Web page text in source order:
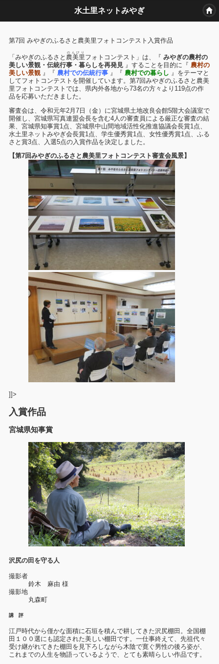
水土里ネットみやぎ
第7回 みやぎのふるさと農美里フォトコンテスト入賞作品
「みやぎのふるさと 農美里
のんびり
フォトコンテスト」は、『 みやぎの農村の
美しい景観・伝統行事・暮らしを再発見 』することを目的に『 農村の
美しい景観 』『 農村での伝統行事 』『 農村での暮らし 』をテーマと
してフォトコンテストを開催しています。第7回みやぎのふるさと農美
里フォトコンテストでは、県内外各地から73名の方々より119点の作
品を応募いただきました。
審査会は、令和元年2月7日（金）に宮城県土地改良会館5階大会議室で
開催し、宮城県写真連盟会長を含む4人の審査員による厳正な審査の結
果、宮城県知事賞1点、宮城県中山間地域活性化推進協議会長賞1点、
水土里ネットみやぎ会長賞1点、学生優秀賞1点、女性優秀賞1点、ふる
さと賞3点、入選5点の入賞作品を決定しました。
【第7回みやぎのふるさと農美里フォトコンテスト審査会風景】
]]>
入賞作品
宮城県知事賞
沢尻の田を守る人
撮影者
鈴木 麻由 様
撮影地
丸森町
講 評
江戸時代から僅かな面積に石垣を積んで耕してきた沢尻棚田。全国棚
田１００選にも認定された美しい棚田です。一仕事終えて、先祖代々
受け継がれてきた棚田を見下ろしながら木陰で寛ぐ男性の後ろ姿が、
これまでの人生を物語っているようで、とても素晴らしい作品です。